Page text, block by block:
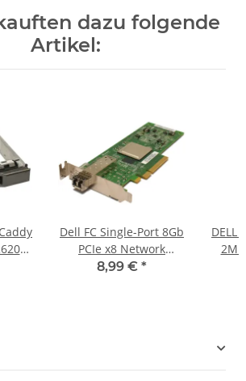
dazu folgende
Artikel:
Dell FC Single-Port 8Gb
PCIe x8 Network
Adapter 0W62DW
8,99 € *
DELL
2M